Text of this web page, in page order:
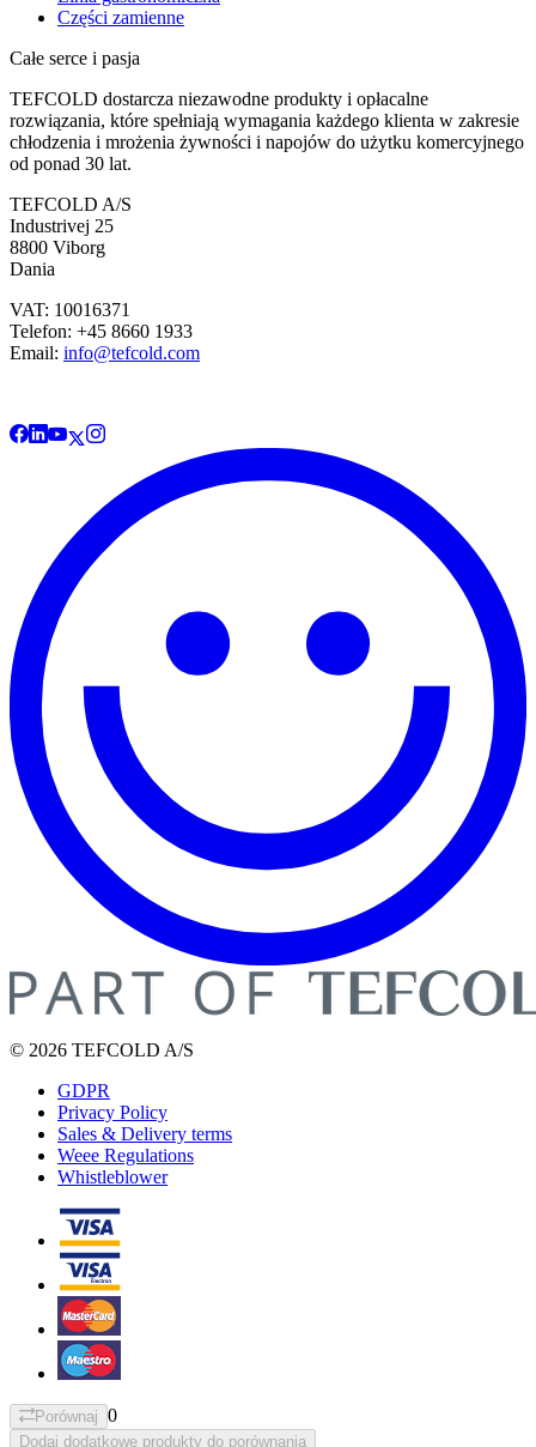
Części zamienne
Całe serce i pasja
TEFCOLD dostarcza niezawodne produkty i opłacalne
rozwiązania, które spełniają wymagania każdego klienta w zakresie
chłodzenia i mrożenia żywności i napojów do użytku komercyjnego
od ponad 30 lat.
TEFCOLD A/S
Industrivej 25
8800 Viborg
Dania
VAT: 10016371
Telefon: +45 8660 1933
Email: info@tefcold.com
© 2026 TEFCOLD A/S
GDPR
Privacy Policy
Sales & Delivery terms
Weee Regulations
Whistleblower
Porównaj 0
Dodaj dodatkowe produkty do porównania